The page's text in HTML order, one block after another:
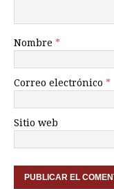
Nombre *
Correo electrónico *
Sitio web